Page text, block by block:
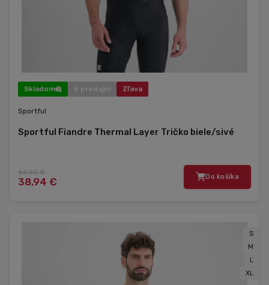
Skladom V predajni Zľava
Sportful
Sportful Fiandre Thermal Layer Tričko biele/sivé
64,90 €
38,94 € Do košíka
S
M
L
XL